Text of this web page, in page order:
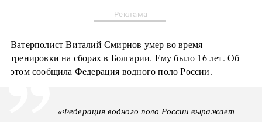
Реклама
Ватерполист Виталий Смирнов умер во время
тренировки на сборах в Болгарии. Ему было 16 лет. Об
этом сообщила Федерация водного поло России.
«Федерация водного поло России выражает